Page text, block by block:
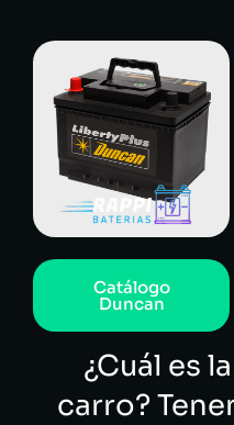
Catálogo
Duncan
¿Cuál es
carro?